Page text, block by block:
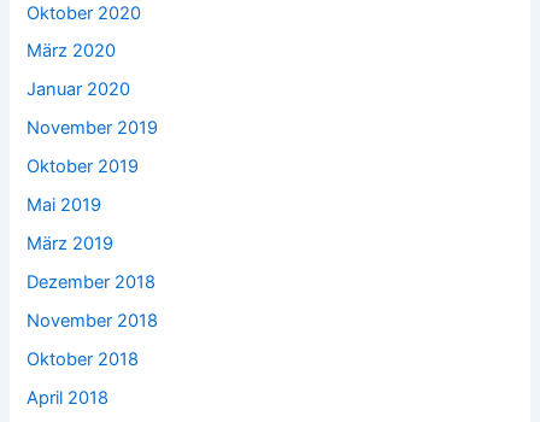
Oktober 2020
März 2020
Januar 2020
November 2019
Oktober 2019
Mai 2019
März 2019
Dezember 2018
November 2018
Oktober 2018
April 2018